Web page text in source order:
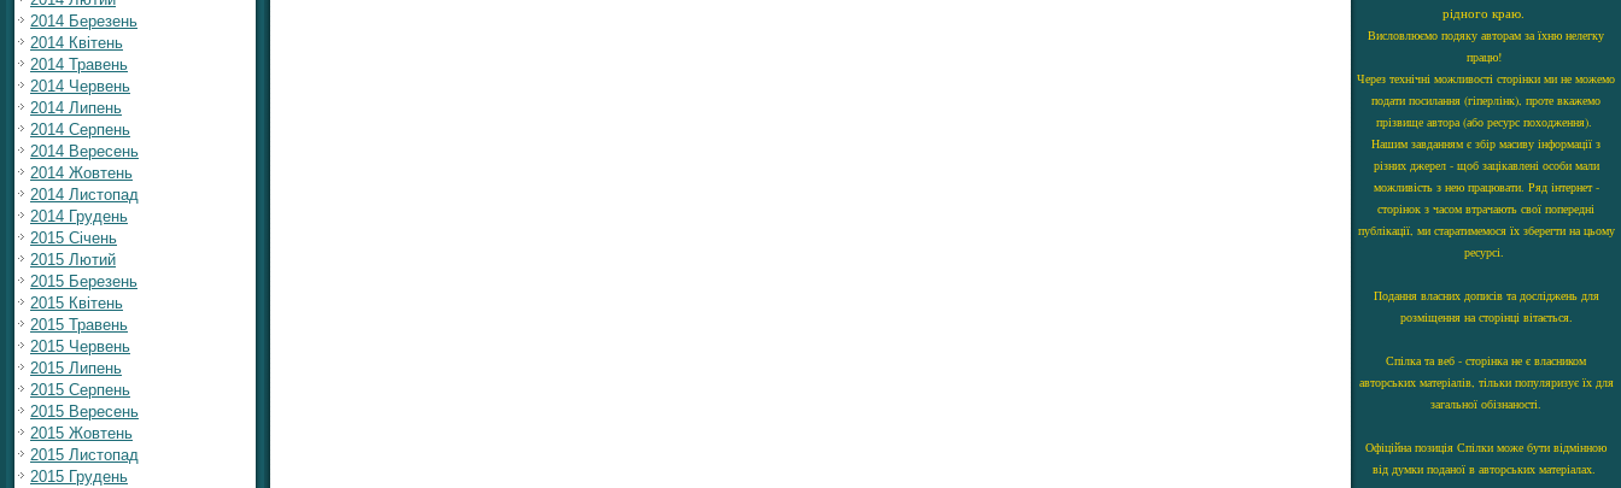
2014 Березень
2014 Квітень
2014 Травень
2014 Червень
2014 Липень
2014 Серпень
2014 Вересень
2014 Жовтень
2014 Листопад
2014 Грудень
2015 Січень
2015 Лютий
2015 Березень
2015 Квітень
2015 Травень
2015 Червень
2015 Липень
2015 Серпень
2015 Вересень
2015 Жовтень
2015 Листопад
2015 Грудень
рідного краю.
Висловлюємо подяку авторам за їхню нелегку
працю!
Через технічні можливості сторінки ми не можемо
подати посилання (гіперлінк), проте вкажемо
прізвище автора (або ресурс походження).
Нашим завданням є збір масиву інформації з
різних джерел - щоб зацікавлені особи мали
можливість з нею працювати. Ряд інтернет -
сторінок з часом втрачають свої попередні
публікації, ми старатимемося їх зберегти на цьому
ресурсі.
Подання власних дописів та досліджень для
розміщення на сторінці вітається.
Спілка та веб - сторінка не є власником
авторських матеріалів, тільки популяризує їх для
загальної обізнаності.
Офіційна позиція Спілки може бути відмінною
від думки поданої в авторських матеріалах.